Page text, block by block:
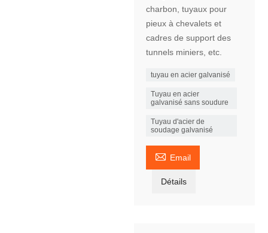
charbon, tuyaux pour
pieux à chevalets et
cadres de support des
tunnels miniers, etc.
tuyau en acier galvanisé
Tuyau en acier
galvanisé sans soudure
Tuyau d'acier de
soudage galvanisé
 Email
Détails